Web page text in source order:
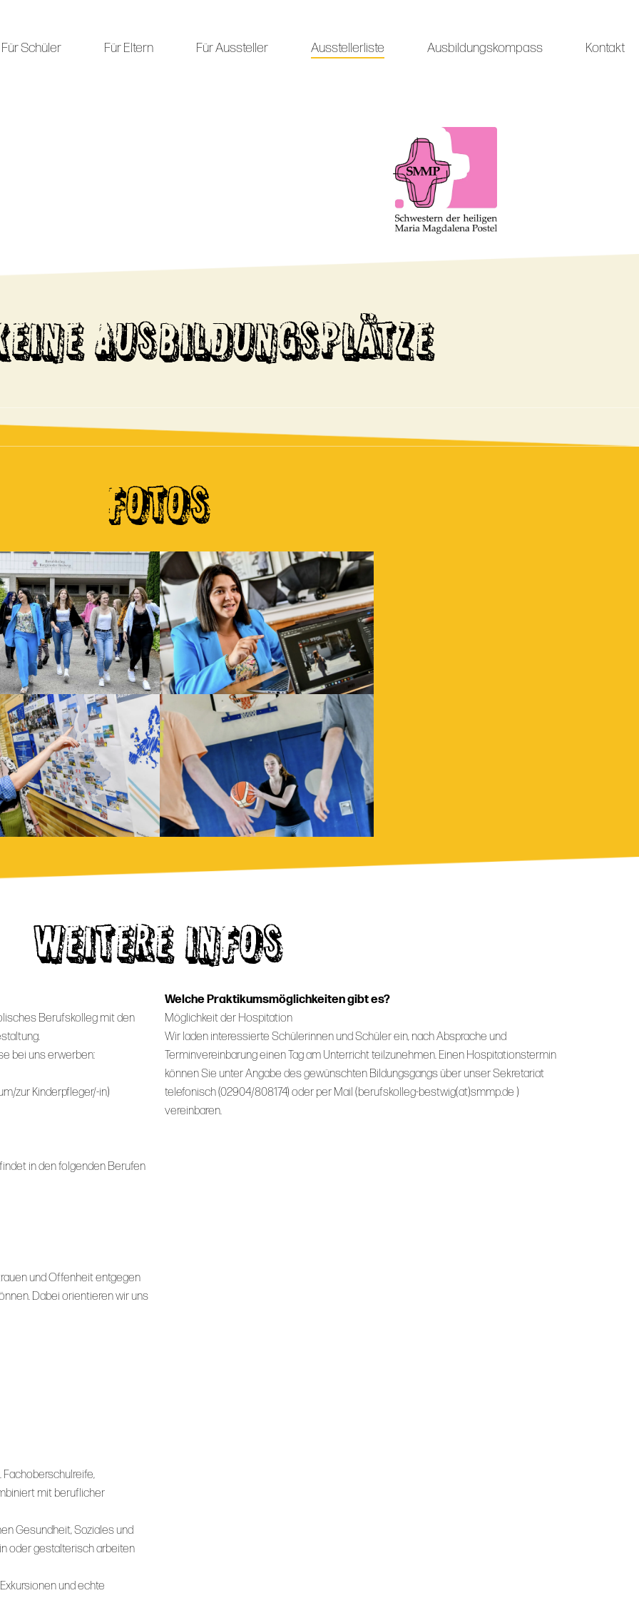
Für Schüler Für Eltern Für Aussteller Ausstellerliste Ausbildungskompass Kontakt
AUSBILDUNGSPLÄTZE
FOTOS
WEITERE INFOS
Berufskolleg mit den
bei uns erwerben:
zur Kinderpfleger/-in)
in den folgenden Berufen
und Offenheit entgegen
Dabei orientieren wir uns
Fachoberschulreife,
mit beruflicher
Gesundheit, Soziales und
oder gestalterisch arbeiten
und echte
Welche Praktikumsmöglichkeiten gibt es?
Möglichkeit der Hospitation
Wir laden interessierte Schülerinnen und Schüler ein, nach Absprache und
Terminvereinbarung einen Tag am Unterricht teilzunehmen. Einen Hospitationstermin
können Sie unter Angabe des gewünschten Bildungsgangs über unser Sekretariat
telefonisch (02904/808174) oder per Mail (berufskolleg-bestwig(at)smmp.de )
vereinbaren.